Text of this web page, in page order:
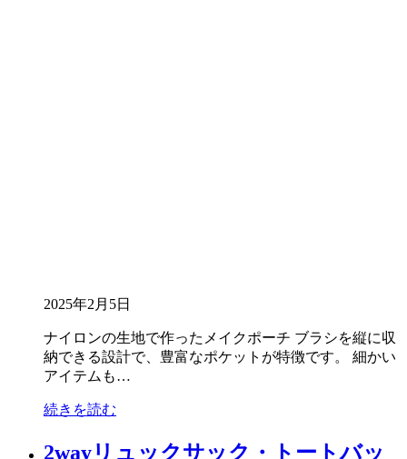
2025年2月5日
ナイロンの生地で作ったメイクポーチ ブラシを縦に収
納できる設計で、豊富なポケットが特徴です。 細かい
アイテムも…
続きを読む
2wayリュックサック・トートバッ